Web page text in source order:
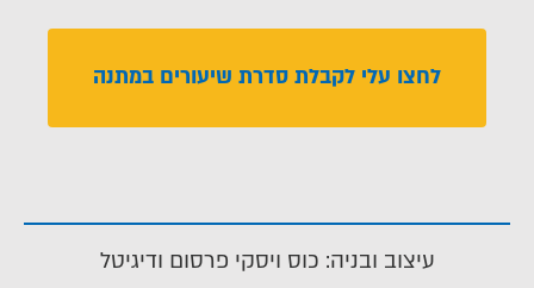
לחצו עלי לקבלת סדרת שיעורים במתנה
עיצוב ובניה: כוס ויסקי פרסום ודיגיטל